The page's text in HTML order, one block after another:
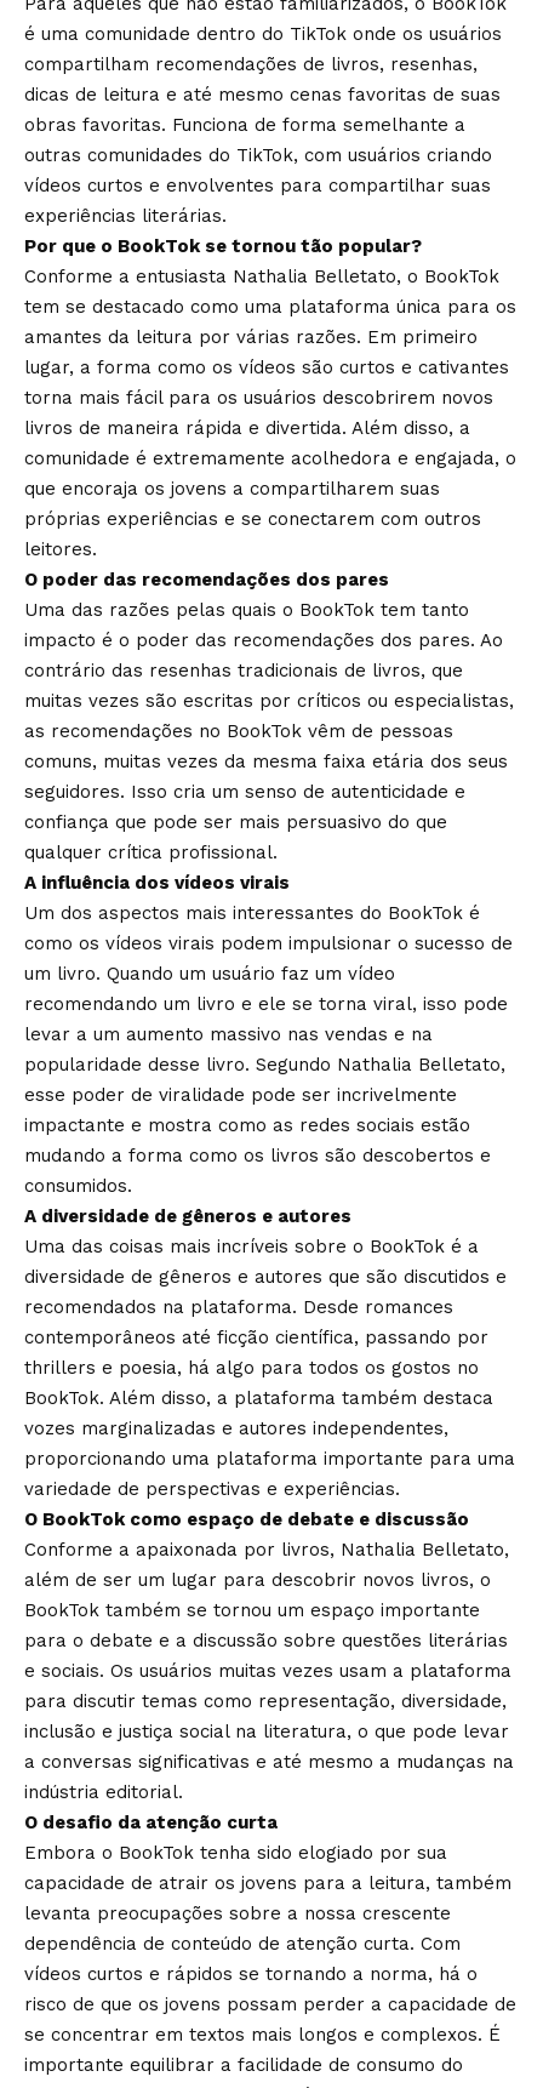
é uma comunidade dentro do TikTok onde os usuários
compartilham recomendações de livros, resenhas,
dicas de leitura e até mesmo cenas favoritas de suas
obras favoritas. Funciona de forma semelhante a
outras comunidades do TikTok, com usuários criando
vídeos curtos e envolventes para compartilhar suas
experiências literárias.
Por que o BookTok se tornou tão popular?
Conforme a entusiasta Nathalia Belletato, o BookTok
tem se destacado como uma plataforma única para os
amantes da leitura por várias razões. Em primeiro
lugar, a forma como os vídeos são curtos e cativantes
torna mais fácil para os usuários descobrirem novos
livros de maneira rápida e divertida. Além disso, a
comunidade é extremamente acolhedora e engajada, o
que encoraja os jovens a compartilharem suas
próprias experiências e se conectarem com outros
leitores.
O poder das recomendações dos pares
Uma das razões pelas quais o BookTok tem tanto
impacto é o poder das recomendações dos pares. Ao
contrário das resenhas tradicionais de livros, que
muitas vezes são escritas por críticos ou especialistas,
as recomendações no BookTok vêm de pessoas
comuns, muitas vezes da mesma faixa etária dos seus
seguidores. Isso cria um senso de autenticidade e
confiança que pode ser mais persuasivo do que
qualquer crítica profissional.
A influência dos vídeos virais
Um dos aspectos mais interessantes do BookTok é
como os vídeos virais podem impulsionar o sucesso de
um livro. Quando um usuário faz um vídeo
recomendando um livro e ele se torna viral, isso pode
levar a um aumento massivo nas vendas e na
popularidade desse livro. Segundo Nathalia Belletato,
esse poder de viralidade pode ser incrivelmente
impactante e mostra como as redes sociais estão
mudando a forma como os livros são descobertos e
consumidos.
A diversidade de gêneros e autores
Uma das coisas mais incríveis sobre o BookTok é a
diversidade de gêneros e autores que são discutidos e
recomendados na plataforma. Desde romances
contemporâneos até ficção científica, passando por
thrillers e poesia, há algo para todos os gostos no
BookTok. Além disso, a plataforma também destaca
vozes marginalizadas e autores independentes,
proporcionando uma plataforma importante para uma
variedade de perspectivas e experiências.
O BookTok como espaço de debate e discussão
Conforme a apaixonada por livros, Nathalia Belletato,
além de ser um lugar para descobrir novos livros, o
BookTok também se tornou um espaço importante
para o debate e a discussão sobre questões literárias
e sociais. Os usuários muitas vezes usam a plataforma
para discutir temas como representação, diversidade,
inclusão e justiça social na literatura, o que pode levar
a conversas significativas e até mesmo a mudanças na
indústria editorial.
O desafio da atenção curta
Embora o BookTok tenha sido elogiado por sua
capacidade de atrair os jovens para a leitura, também
levanta preocupações sobre a nossa crescente
dependência de conteúdo de atenção curta. Com
vídeos curtos e rápidos se tornando a norma, há o
risco de que os jovens possam perder a capacidade de
se concentrar em textos mais longos e complexos. É
importante equilibrar a facilidade de consumo do